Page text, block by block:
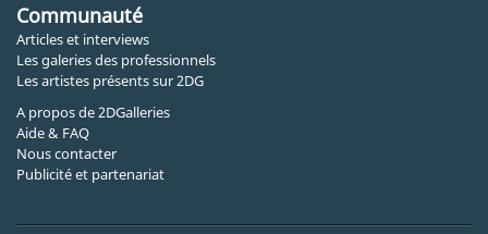
Communauté
Articles et interviews
Les galeries des professionnels
Les artistes présents sur 2DG
A propos de 2DGalleries
Aide & FAQ
Nous contacter
Publicité et partenariat